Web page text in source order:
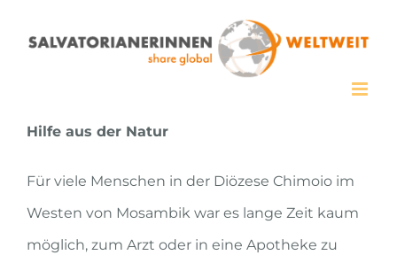
Inhalt
Hilfe aus der Natur
Für viele Menschen in der Diözese Chimoio im
Westen von Mosambik war es lange Zeit kaum
möglich, zum Arzt oder in eine Apotheke zu